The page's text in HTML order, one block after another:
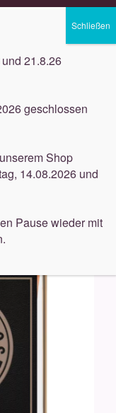
öffnen
öffnen
öffnen
Leder 6 100ml
21.8.26
geschlossen
Shop
14.08.2026 und
Pause wieder mit